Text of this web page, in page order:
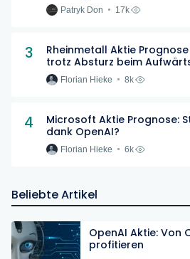
Patryk Don 17k
3
Rheinmetall Aktie
trotz Absturz beim
Florian Hieke 8k
4
Microsoft Aktie Prognose:
dank OpenAI?
Florian Hieke 6k
Beliebte Artikel
OpenAI Aktie: Von
profitieren